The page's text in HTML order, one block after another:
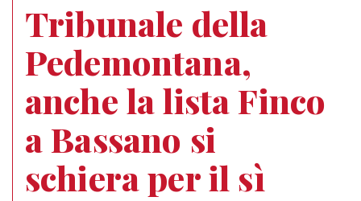
Tribunale della
Pedemontana,
anche la lista Finco
a Bassano si
schiera per il sì